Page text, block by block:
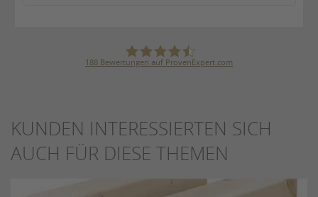
188 Bewertungen auf ProvenExpert.com
KUNDEN INTERESSIERTEN SICH
AUCH FÜR DIESE THEMEN